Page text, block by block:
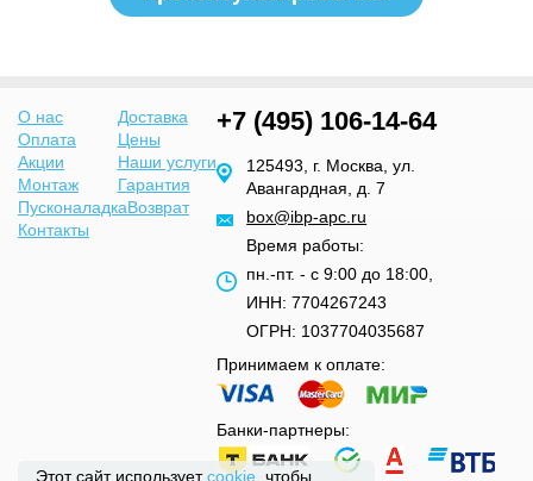
О нас
Доставка
Оплата
Цены
Акции
Наши услуги
Монтаж
Гарантия
ПусконаладкаВозврат
Контакты
+7 (495) 106-14-64
125493, г. Москва, ул.
Авангардная, д. 7
box@ibp-apc.ru
Время работы:
пн.-пт. - с 9:00 до 18:00,
ИНН: 7704267243
ОГРН: 1037704035687
Принимаем к оплате:
Банки-партнеры:
Этот сайт используетcookie , чтобы